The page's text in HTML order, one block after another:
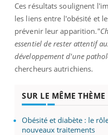
Ces résultats soulignent
les liens entre l'obésité et
prévenir leur apparition."
essentiel de rester attentif
développement d'une
chercheurs autrichiens.
SUR LE MÊME THÈME
Obésité et diabète : le
nouveaux traitements